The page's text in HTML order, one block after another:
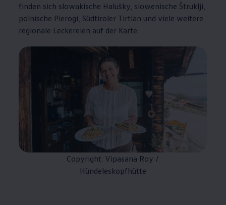
finden sich slowakische Halušky, slowenische Štruklji,
polnische Pierogi, Südtiroler Tirtlan und viele weitere
regionale Leckereien auf der Karte.
Copyright: Vipasana Roy /
Hündeleskopfhütte